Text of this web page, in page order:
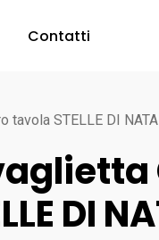
Contatti
tavola STELLE DI
DI